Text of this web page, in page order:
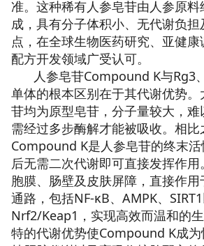
准。这种稀有人参皂苷由人参原
成，具有分子体积小、无代谢负
点，在全球生物医药研究、亚健
配方开发领域广受认可。
人参皂苷Compound K与Rg3
单体的根本区别在于其代谢优势
苷均为原型皂苷，分子量较大，难
需经过多步酶解才能被吸收。相比
Compound K是人参皂苷的终末
后无需二次代谢即可直接发挥作
胞膜、肠壁及皮肤屏障，直接作
通路，包括NF-κB、AMPK、
Nrf2/Keap1，实现高效而温和的
特的代谢优势使Compound K成